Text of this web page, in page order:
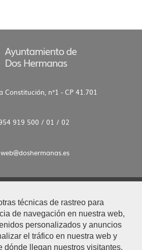
técnicas de rastreo para
de navegación en nuestra web,
personalizados y anuncios
el tráfico en nuestra web y
dónde llegan nuestros visitantes.
Constitución, n°1 - CP 41.701
919 500 / 01 / 02
web@doshermanas.es
y Protección de Datos
|
Mapa Web
|